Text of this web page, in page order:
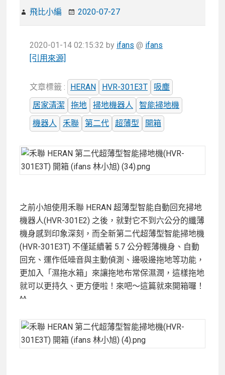
飛比小編 2020-07-27
2020-01-14 02:15:32 by ifans @ ifans
[引用來源]
文章標籤 : HERAN HVR-301E3T
吸塵
居家清潔
拖地 掃地機器人
智能掃地機
機器人
禾聯 第二代 超薄型 開箱
之前小旭使用禾聯 HERAN 超薄型智能自動回充掃地
機器人(HVR-301E2) 之後，就對它不到六公分的纖薄
機身感到印象深刻，而全新第二代超薄型智能掃地機
(HVR-301E3T) 不僅延續著 5.7 公分輕薄機身、自動
回充、運作低噪音與主動偵測、邊吸邊拖地等功能，
更加入「濕拖水箱」來讓拖地布常保濕潤，這樣拖地
就可以更持久、更方便啦！來吧～這篇就來開箱囉！
^^